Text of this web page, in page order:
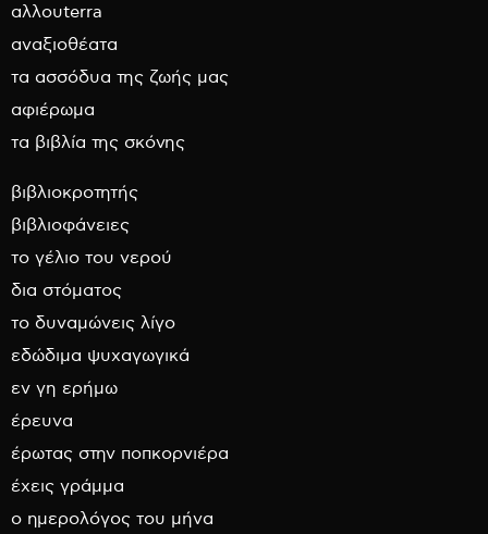
αλλουterra
αναξιοθέατα
τα ασσόδυα της ζωής μας
αφιέρωμα
τα βιβλία της σκόνης
βιβλιοκροτητής
βιβλιοφάνειες
το γέλιο του νερού
δια στόματος
το δυναμώνεις λίγο
εδώδιμα ψυχαγωγικά
εν γη ερήμω
έρευνα
έρωτας στην ποπκορνιέρα
έχεις γράμμα
ο ημερολόγος του μήνα